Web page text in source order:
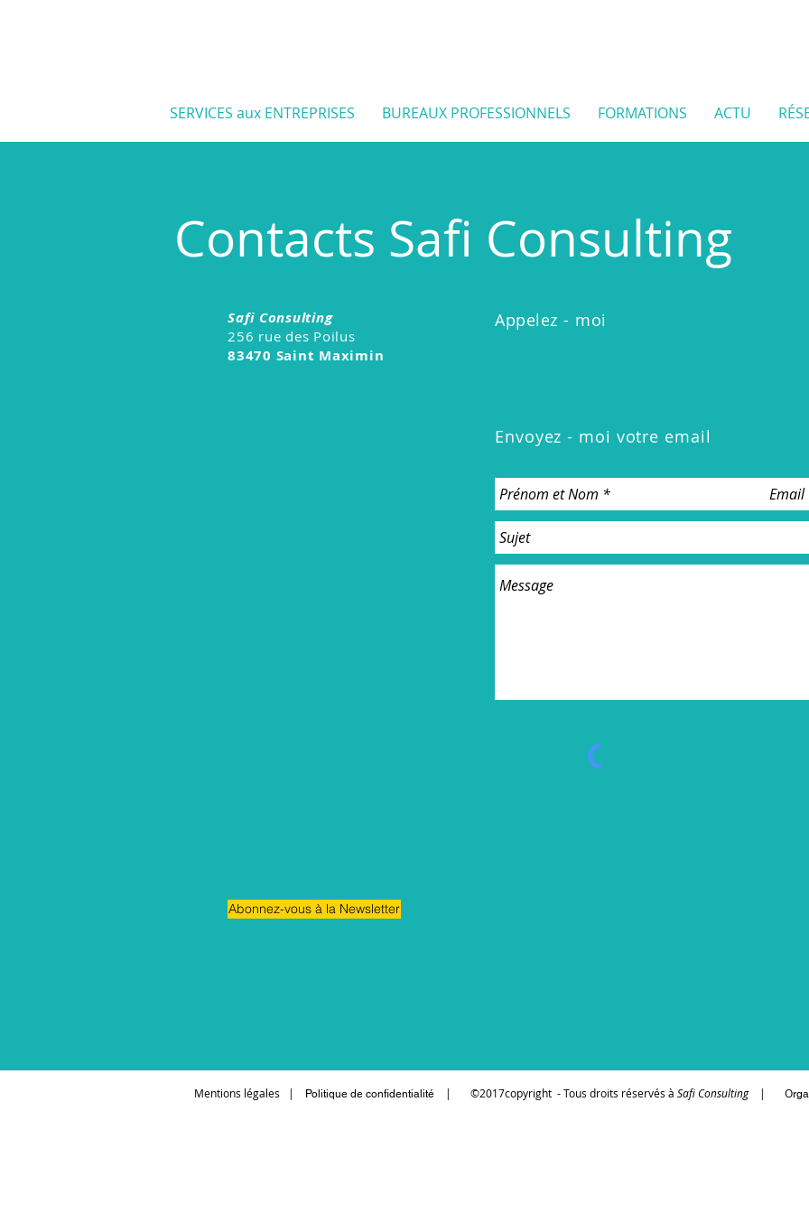
SERVICES aux ENTREPRISES BUREAUX PROFESSIONNELS FORMATIONS ACTU
Contacts Safi Consulting
Safi Consulting
256 rue des Poilus
83470 Saint Maximin
Appelez - moi
Envoyez - moi votre email
Abonnez-vous à la Newsletter
Mentions légales | Politique de confidentialité | ©2017copyright - Tous droits réservés à Safi Consulting | O